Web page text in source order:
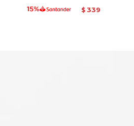
$ 339